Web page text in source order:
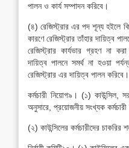
পালন ও কার্য সম্পাদন করিবে।
(৪) রেজিস্ট্রার এর পদ শূন্য হইলে
কারণে রেজিস্ট্রার তাঁহার দায়িত্ব
রেজিস্ট্রার কার্যভার গ্রহণ না
দায়িত্ব পালনে সমর্থ না হওয়া
রেজিস্ট্রার এর দায়িত্ব পালন করিবে।
কর্মচারী নিয়োগ৯। (১) কাউন্সিল,
অনুসারে, প্রয়োজনীয় সংখ্যক
(২) কাউন্সিলের কর্মচারীদের চাকরির